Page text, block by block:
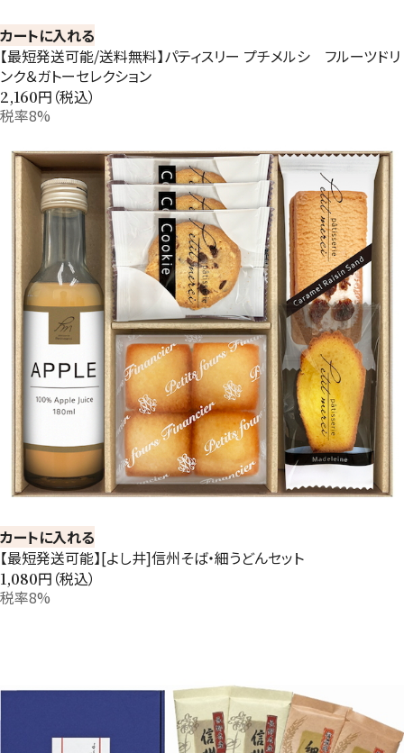
カートに入れる
【最短発送可能/送料無料】パティスリー プチメルシ フルーツドリ
ンク＆ガトーセレクション
2,160円（税込）
税率8%
カートに入れる
【最短発送可能】[よし井]信州そば・細うどんセット
1,080円（税込）
税率8%